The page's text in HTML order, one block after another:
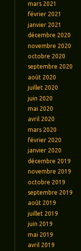
mars 2021
février 2021
janvier 2021
décembre 2020
novembre 2020
octobre 2020
septembre 2020
août 2020
juillet 2020
juin 2020
mai 2020
avril 2020
mars 2020
février 2020
janvier 2020
décembre 2019
novembre 2019
octobre 2019
septembre 2019
août 2019
juillet 2019
juin 2019
mai 2019
avril 2019